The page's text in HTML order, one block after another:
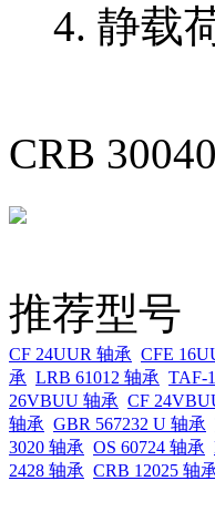
静载
CRB
推荐型号
CF 24UUR 轴承 CFE
承 LRB 61012 轴承 TAF-
26VBUU 轴承 CF
轴承 GBR 567232 U 轴承
3020 轴承 OS 60724 轴承
2428 轴承 CRB 12025 轴